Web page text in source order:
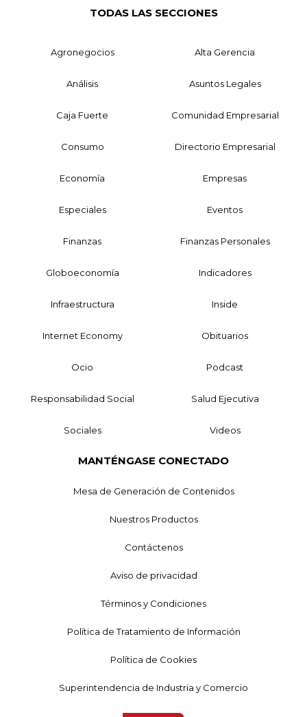
TODAS LAS SECCIONES
Agronegocios Alta Gerencia
Análisis Asuntos Legales
Caja Fuerte Comunidad Empresarial
Consumo Directorio Empresarial
Economía Empresas
Especiales Eventos
Finanzas Finanzas Personales
Globoeconomía Indicadores
Infraestructura Inside
Internet Economy Obituarios
Ocio Podcast
Responsabilidad Social Salud Ejecutiva
Sociales Videos
MANTÉNGASE CONECTADO
Mesa de Generación de Contenidos
Nuestros Productos
Contáctenos
Aviso de privacidad
Términos y Condiciones
Política de Tratamiento de Información
Política de Cookies
Superintendencia de Industria y Comercio